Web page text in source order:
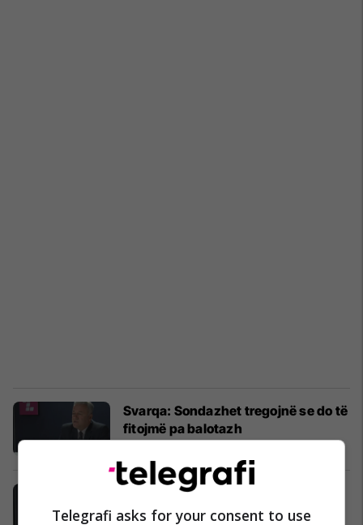
Svarqa: Sondazhet tregojnë se do të
fitojmë pa balotazh
Svarqa: Gjatë kohës që ne e
drejtuam Ferizajn, u hapën 4 mijë
Telegrafi asks for your consent to use